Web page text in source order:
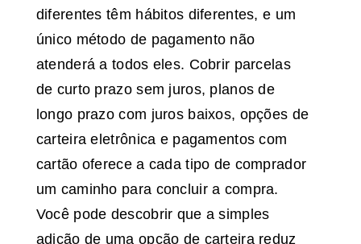
diferentes têm hábitos diferentes, e um
único método de pagamento não
atenderá a todos eles. Cobrir parcelas
de curto prazo sem juros, planos de
longo prazo com juros baixos, opções de
carteira eletrônica e pagamentos com
cartão oferece a cada tipo de comprador
um caminho para concluir a compra.
Você pode descobrir que a simples
adição de uma opção de carteira reduz